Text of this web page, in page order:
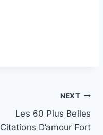
NEXT
Les 60 Plus Belles
Citations D’amour Fort